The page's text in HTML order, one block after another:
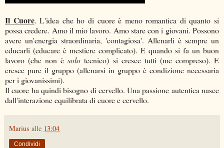
Il Cuore. L'idea che ho di cuore è meno romantica di quanto si
possa credere. Amo il mio lavoro. Amo stare con i giovani. Possono
avere un'energia straordinaria, 'contagiosa'. Allenarli è sempre un
educarli (educare è mestiere complicato). E quando si fa un buon
lavoro (che non èsolo tecnico) si cresce tutti (me compreso). E
cresce pure il gruppo (allenarsi in gruppo è condizione necessaria
per i giovanissimi).
Il cuore ha quindi bisogno di cervello. Una passione autentica nasce
dall'interazione equilibrata di cuore e cervello.
Marius alle 13:04
Condividi